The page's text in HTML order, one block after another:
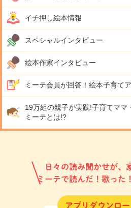
イチ押し絵本情報
スペシャルインタビュー
絵本作家インタビュー
ミーテ会員が回答！ 絵本子育て
19万組の親子が実践!子育てママ
ミーテとは!?
日々の読み聞かせが
ミーテで読んだ！歌った
アプリダウンロー